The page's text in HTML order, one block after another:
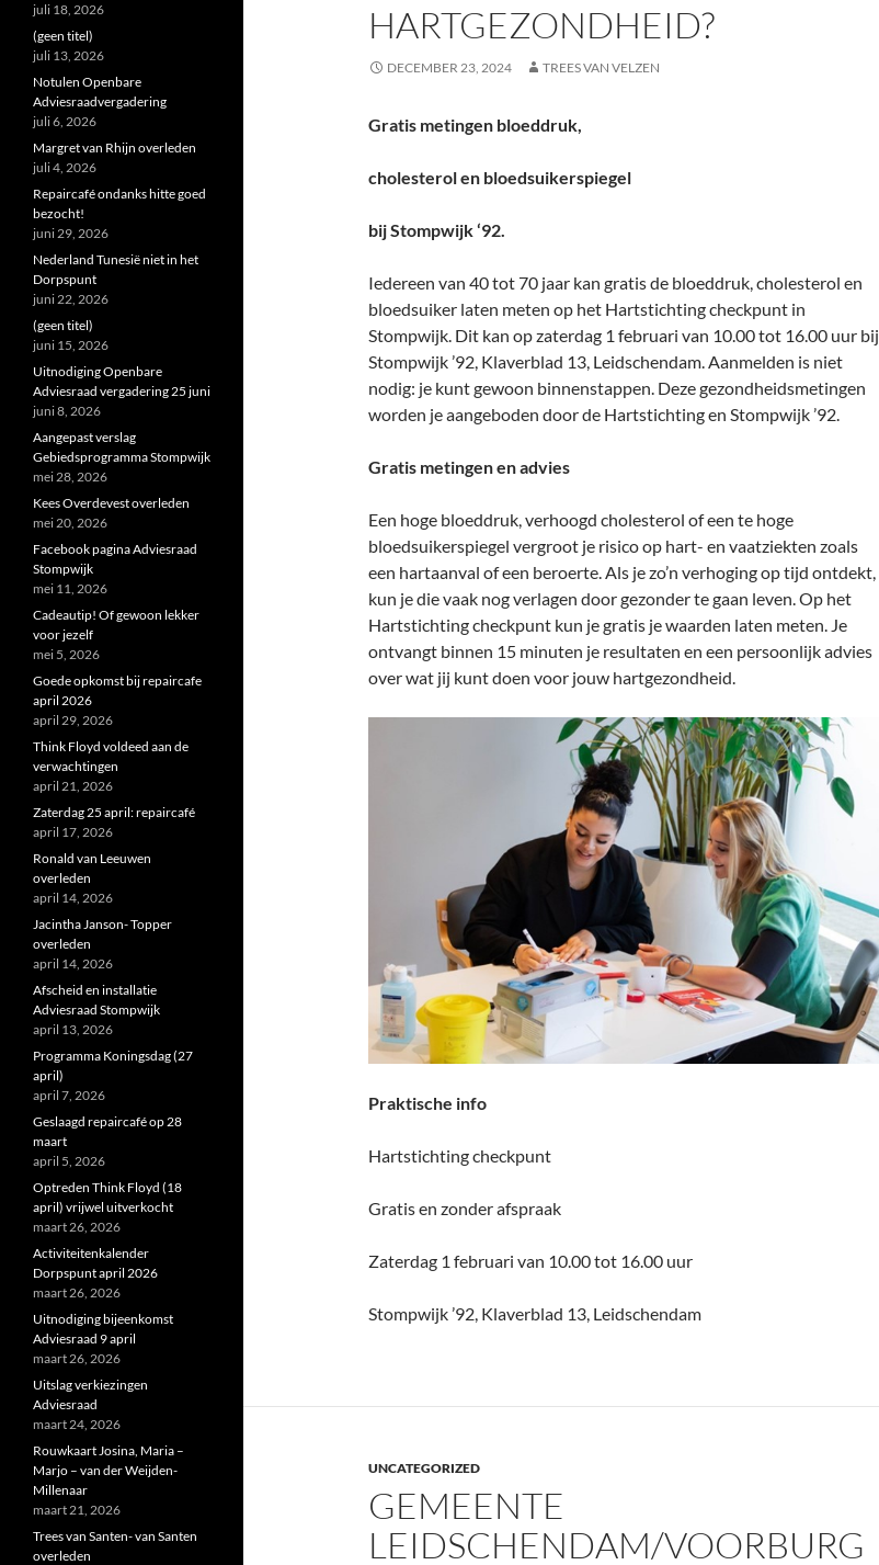
HARTGEZONDHEID?
DECEMBER 23, 2024 TREES VAN VELZEN
Gratis metingen bloeddruk,
cholesterol en bloedsuikerspiegel
bij Stompwijk ‘92.
Iedereen van 40 tot 70 jaar kan gratis de bloeddruk, cholesterol en
bloedsuiker laten meten op het Hartstichting checkpunt in
Stompwijk. Dit kan op zaterdag 1 februari van 10.00 tot 16.00 uur bij
Stompwijk ’92, Klaverblad 13, Leidschendam. Aanmelden is niet
nodig: je kunt gewoon binnenstappen. Deze gezondheidsmetingen
worden je aangeboden door de Hartstichting en Stompwijk ’92.
Gratis metingen en advies
Een hoge bloeddruk, verhoogd cholesterol of een te hoge
bloedsuikerspiegel vergroot je risico op hart- en vaatziekten zoals
een hartaanval of een beroerte. Als je zo’n verhoging op tijd ontdekt,
kun je die vaak nog verlagen door gezonder te gaan leven. Op het
Hartstichting checkpunt kun je gratis je waarden laten meten. Je
ontvangt binnen 15 minuten je resultaten en een persoonlijk advies
over wat jij kunt doen voor jouw hartgezondheid.
Praktische info
Hartstichting checkpunt
Gratis en zonder afspraak
Zaterdag 1 februari van 10.00 tot 16.00 uur
Stompwijk ’92, Klaverblad 13, Leidschendam
UNCATEGORIZED
GEMEENTE
LEIDSCHENDAM/VOORBURG
juli 18, 2026
(geen titel)
juli 13, 2026
Notulen Openbare
Adviesraadvergadering
juli 6, 2026
Margret van Rhijn overleden
juli 4, 2026
Repaircafé ondanks hitte goed
bezocht!
juni 29, 2026
Nederland Tunesië niet in het
Dorpspunt
juni 22, 2026
(geen titel)
juni 15, 2026
Uitnodiging Openbare
Adviesraad vergadering 25 juni
juni 8, 2026
Aangepast verslag
Gebiedsprogramma Stompwijk
mei 28, 2026
Kees Overdevest overleden
mei 20, 2026
Facebook pagina Adviesraad
Stompwijk
mei 11, 2026
Cadeautip! Of gewoon lekker
voor jezelf
mei 5, 2026
Goede opkomst bij repaircafe
april 2026
april 29, 2026
Think Floyd voldeed aan de
verwachtingen
april 21, 2026
Zaterdag 25 april: repaircafé
april 17, 2026
Ronald van Leeuwen
overleden
april 14, 2026
Jacintha Janson- Topper
overleden
april 14, 2026
Afscheid en installatie
Adviesraad Stompwijk
april 13, 2026
Programma Koningsdag (27
april)
april 7, 2026
Geslaagd repaircafé op 28
maart
april 5, 2026
Optreden Think Floyd (18
april) vrijwel uitverkocht
maart 26, 2026
Activiteitenkalender
Dorpspunt april 2026
maart 26, 2026
Uitnodiging bijeenkomst
Adviesraad 9 april
maart 26, 2026
Uitslag verkiezingen
Adviesraad
maart 24, 2026
Rouwkaart Josina, Maria –
Marjo – van der Weijden-
Millenaar
maart 21, 2026
Trees van Santen- van Santen
overleden